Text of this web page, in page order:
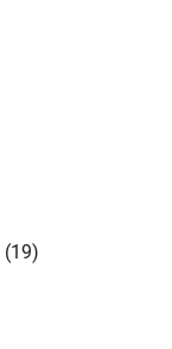
(19)